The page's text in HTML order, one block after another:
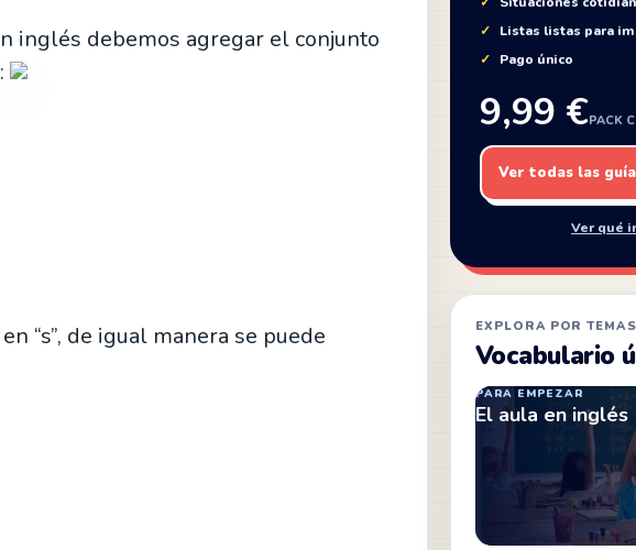
inglés debemos agregar el conjunto
“s”, de igual manera se puede
Listas listas para
Pago único
9,99 €PACK
Ver todas las
Ver qué
EXPLORA POR TEMAS
Vocabulario
PARA EMPEZAR
El aula en inglés